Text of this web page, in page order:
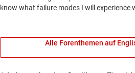
Alle Forenthemen auf